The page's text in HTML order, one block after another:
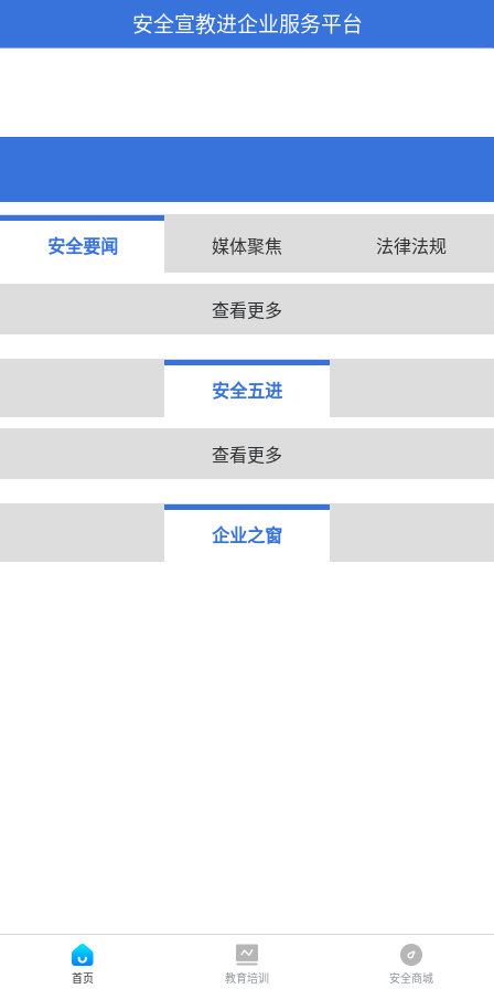
安全宣教进企业服务平台
安全要闻 媒体聚焦 法律法规
查看更多
安全五进
查看更多
企业之窗
首页 教育培训 安全商城